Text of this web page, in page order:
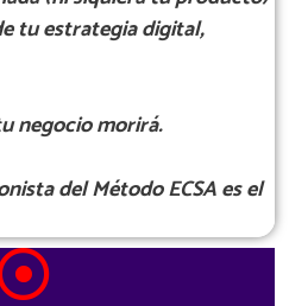
tu estrategia digital,
negocio morirá.
del Método ECSA es el